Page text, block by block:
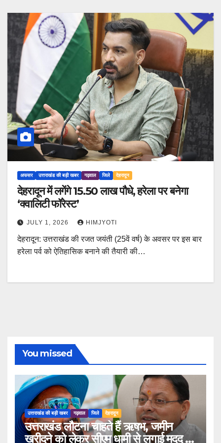
अफसर उत्तराखंड की बड़ी खबर गढ़वाल जिले देहरादून
देहरादून में लगेंगे 15.50 लाख पौधे, हरेला पर बनेगा
‘क्वालिटी फॉरेस्ट’
JULY 1, 2026 HIMJYOTI
देहरादून: उत्तराखंड की रजत जयंती (25वें वर्ष) के अवसर पर इस बार
हरेला पर्व को ऐतिहासिक बनाने की तैयारी की…
You missed
उत्तराखंड की बड़ी खबर गढ़वाल जिले देहरादून
उत्तराखंड लौटना चाहते हैं ऋषभ, जमीन
खरीदने को लेकर सीएम धामी से लगाई मदद की